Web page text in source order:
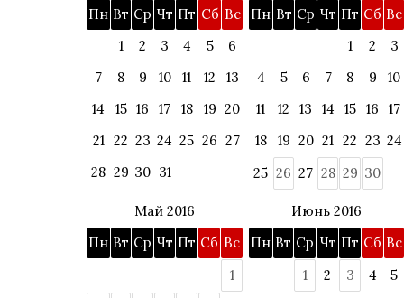
Пн Вт Ср Чт Пт Сб Вс
1
2 3 4 5
6
7
8 9 10 11 12
13
14
15 16 17 18 19 20
21 22 23 24 25 26 27
28 29 30 31
Пн Вт Ср Чт Пт Сб Вс
1
2
3
4
5 6 7 8 9
10
11
12 13 14 15 16
17
18
19 20 21 22 23 24
25 26 27 28 29 30
Май 2016
Пн Вт Ср Чт Пт Сб Вс
1
Июнь 2016
Пн Вт Ср Чт Пт Сб Вс
1
2 3 4
5